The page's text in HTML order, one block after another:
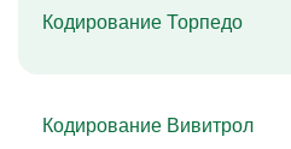
Кодирование Торпедо
Кодирование Вивитрол